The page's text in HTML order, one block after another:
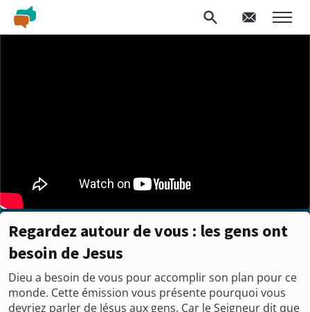
Regardez autour de vous : les gens ont
besoin de Jesus
Dieu a besoin de vous pour accomplir son plan pour ce
monde. Cette émission vous présente pourquoi vous
devriez parler de Jésus aux gens. Car le Seigneur dit que